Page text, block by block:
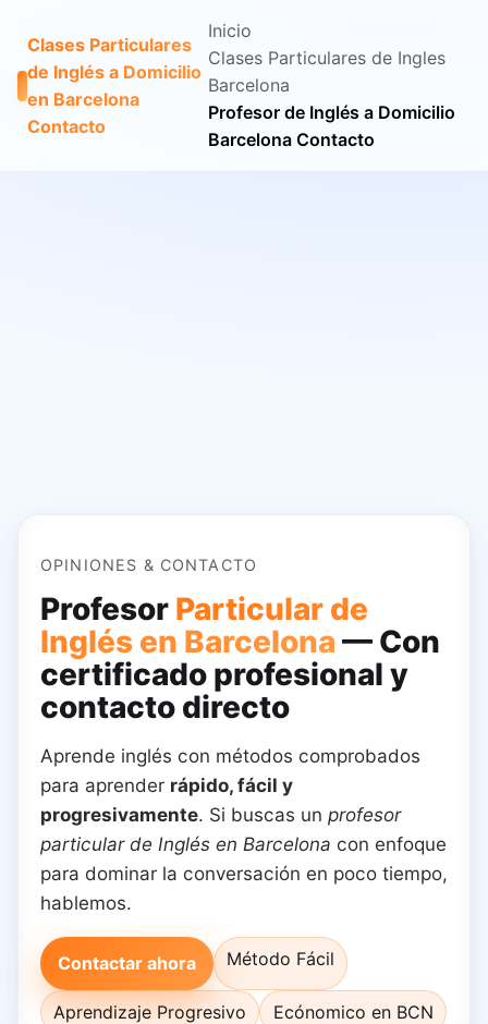
Clases Particulares
de Inglés a Domicilio
en Barcelona
Contacto
Inicio
Clases Particulares de Ingles
Barcelona
Profesor de Inglés a Domicilio
Barcelona Contacto
OPINIONES & CONTACTO
Profesor Particular de
Inglés en Barcelona — Con
certificado profesional y
contacto directo
Aprende inglés con métodos comprobados
para aprender rápido, fácil y
progresivamente. Si buscas un profesor
particular de Inglés en Barcelona con enfoque
para dominar la conversación en poco tiempo,
hablemos.
Contactar ahora Método Fácil
Aprendizaje Progresivo Ecónomico en BCN